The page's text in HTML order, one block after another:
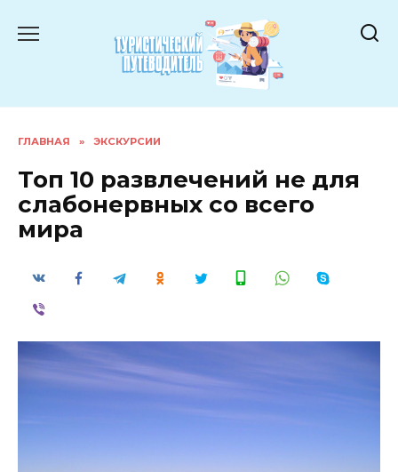
ГЛАВНАЯ » ЭКСКУРСИИ
Топ 10 развлечений не для
слабонервных со всего
мира